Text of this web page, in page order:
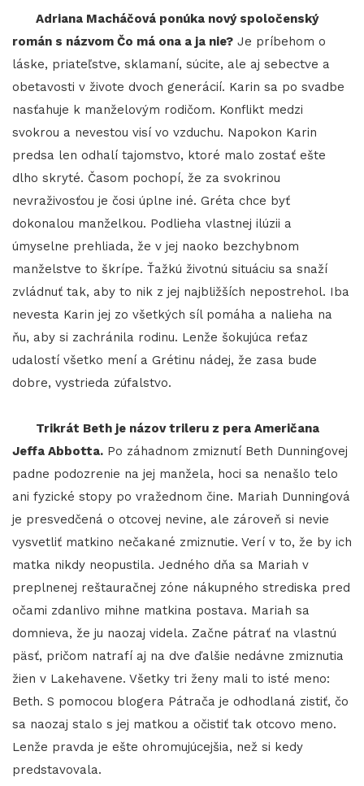
Adriana Macháčová ponúka nový spoločenský
román s názvom Čo má ona a ja nie? Je príbehom o
láske, priateľstve, sklamaní, súcite, ale aj sebectve a
obetavosti v živote dvoch generácií. Karin sa po svadbe
nasťahuje k manželovým rodičom. Konflikt medzi
svokrou a nevestou visí vo vzduchu. Napokon Karin
predsa len odhalí tajomstvo, ktoré malo zostať ešte
dlho skryté. Časom pochopí, že za svokrinou
nevraživosťou je čosi úplne iné. Gréta chce byť
dokonalou manželkou. Podlieha vlastnej ilúzii a
úmyselne prehliada, že v jej naoko bezchybnom
manželstve to škrípe. Ťažkú životnú situáciu sa snaží
zvládnuť tak, aby to nik z jej najbližších nepostrehol. Iba
nevesta Karin jej zo všetkých síl pomáha a nalieha na
ňu, aby si zachránila rodinu. Lenže šokujúca reťaz
udalostí všetko mení a Grétinu nádej, že zasa bude
dobre, vystrieda zúfalstvo.
Trikrát Beth je názov trileru z pera Američana
Jeffa Abbotta. Po záhadnom zmiznutí Beth Dunningovej
padne podozrenie na jej manžela, hoci sa nenašlo telo
ani fyzické stopy po vražednom čine. Mariah Dunningová
je presvedčená o otcovej nevine, ale zároveň si nevie
vysvetliť matkino nečakané zmiznutie. Verí v to, že by ich
matka nikdy neopustila. Jedného dňa sa Mariah v
preplnenej reštauračnej zóne nákupného strediska pred
očami zdanlivo mihne matkina postava. Mariah sa
domnieva, že ju naozaj videla. Začne pátrať na vlastnú
päsť, pričom natrafí aj na dve ďalšie nedávne zmiznutia
žien v Lakehavene. Všetky tri ženy mali to isté meno:
Beth. S pomocou blogera Pátrača je odhodlaná zistiť, čo
sa naozaj stalo s jej matkou a očistiť tak otcovo meno.
Lenže pravda je ešte ohromujúcejšia, než si kedy
predstavovala.